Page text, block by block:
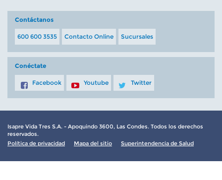
Contáctanos
600 600 3535 Contacto Online Sucursales
Conéctate
Facebook Youtube Twitter
Isapre Vida Tres S.A. - Apoquindo 3600, Las Condes. Todos los derechos
reservados.
Política de privacidad
Mapa del sitio Superintendencia de Salud